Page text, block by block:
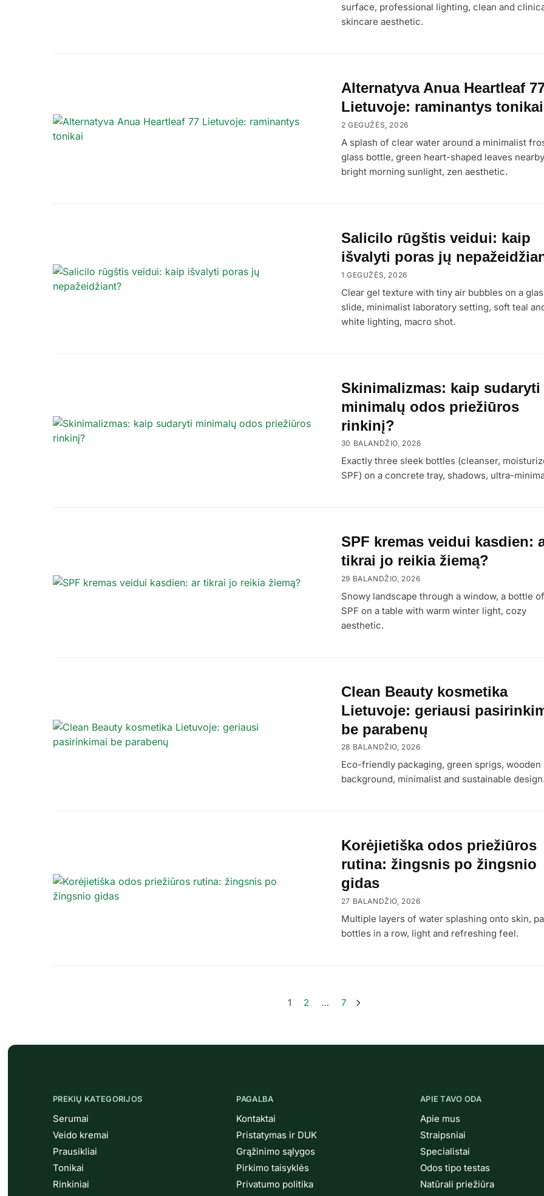
surface, professional lighting, clean and
skincare aesthetic.
Alternatyva Anua Heartleaf
Lietuvoje: raminantys tonikai
2 GEGUŽĖS, 2026
A splash of clear water around a minimalist
glass bottle, green heart-shaped leaves
bright morning sunlight, zen aesthetic.
Salicilo rūgštis veidui: kaip
išvalyti poras jų
1 GEGUŽĖS, 2026
Clear gel texture with tiny air bubbles on a
slide, minimalist laboratory setting, soft teal
white lighting, macro shot.
Skinimalizmas: kaip sudaryti
minimalų odos priežiūros
rinkinį?
30 BALANDŽIO, 2026
Exactly three sleek bottles (cleanser,
SPF) on a concrete tray, shadows, ultra-
SPF kremas veidui kasdien:
tikrai jo reikia žiemą?
29 BALANDŽIO, 2026
Snowy landscape through a window, a bottle of
SPF on a table with warm winter light, cozy
aesthetic.
Clean Beauty kosmetika
Lietuvoje: geriausi
be parabenų
28 BALANDŽIO, 2026
Eco-friendly packaging, green sprigs, wooden
background, minimalist and sustainable design.
Korėjietiška odos priežiūros
rutina: žingsnis po žingsnio
gidas
27 BALANDŽIO, 2026
Multiple layers of water splashing onto skin,
bottles in a row, light and refreshing feel.
1 2 … 7
PREKIŲ KATEGORIJOS
Serumai
Veido kremai
Prausikliai
Tonikai
Rinkiniai
PAGALBA
Kontaktai
Pristatymas ir DUK
Grąžinimo sąlygos
Pirkimo taisyklės
Privatumo politika
APIE TAVO ODA
Apie mus
Straipsniai
Specialistai
Odos tipo testas
Natūrali priežiūra